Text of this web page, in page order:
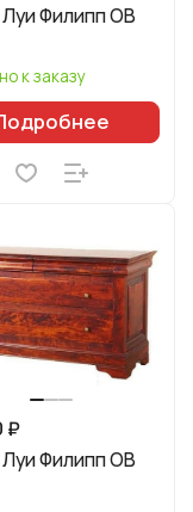
Филипп ОВ
к заказу
₽
Филипп ОВ